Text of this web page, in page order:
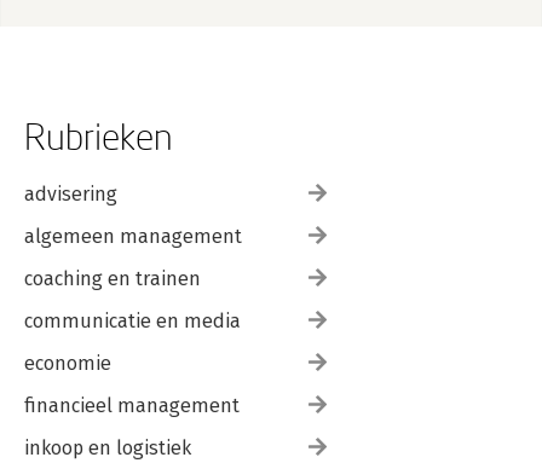
Rubrieken
advisering
algemeen management
coaching en trainen
communicatie en media
economie
financieel management
inkoop en logistiek